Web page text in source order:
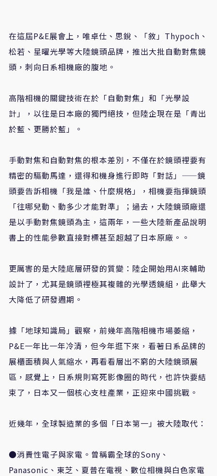
在這屆P&E展會上，唯卓仕、思銳、「敘」 Thypoch 、
松若、星曜光學等大陸鏡頭品牌，推出大批自動對焦鏡
頭，刺向日系相機廠的腹地。
高階相機的關鍵技術在於「自動對焦」和「光學設
計」，以往是日本廠的獨門絕技，但陸企現在是「青出
於藍、更勝於藍」。
手動對焦和自動對焦的根本差別，不僅在於鏡頭裡要有
精密的驅動馬達，還得和機身進行即時「對話」——鏡
頭要告訴相機「我是誰、什麼規格」，相機要指揮鏡頭
「往哪兒動、動多少才能對準」；過去，大陸鏡頭廠還
是以手動對焦鏡頭為主，這兩年，一些大陸新產品說明
書上的性能參數直接對標甚至超越了日本原廠。。
更厲害的是大陸底層研發的質變：陸企開始用AI來輔助
設計了，尤其是鏡頭裡極其複雜的光學透鏡組，此舉大
大降低了研發週期。
據「地球知識局」觀察，前幾年高階相機市場萎縮，
P&E一年比一年冷清，但今年逛下來，看著日系品牌的
展櫃面積與人氣縮水，再看看層出不窮的大陸鏡頭展
區，感覺上，日系規則寫死影像圈的時代，也許快要結
束了，日本又一個核心支柱產業，正迎來中國挑戰。
近幾年，全球製造業的多個「日本第一」被大陸取代：
●消費性電子與家電。曾稱霸全球的Sony 、
Panasonic 、東芝、夏普在電視、數位相機與白色家電